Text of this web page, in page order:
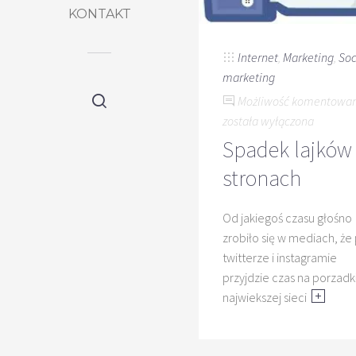
KONTAKT
Internet Marketing
marketing
Możliwość
została wyłączona
Spadek
stronach
Od jakiegoś czasu głośno
zrobiło się w mediach, że
twitterze i instagramie
przyjdzie czas na
najwiekszej sieci